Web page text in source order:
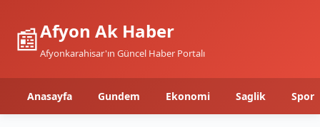
📰Afyon Ak Haber
Afyonkarahisar'ın Güncel Haber Portalı
Anasayfa Gundem Ekonomi Saglik Spor